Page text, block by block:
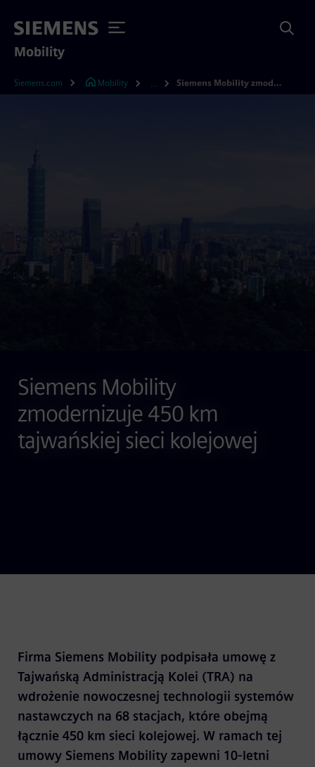
Mobility
Siemens.com Mobility Siemens Mobility zmodernizuje 450 km tajwańskiej sieci kolejowej
Siemens Mobility
zmodernizuje 450 km
tajwańskiej sieci kolejowej
Firma Siemens Mobility podpisała umowę z
Tajwańską Administracją Kolei (TRA) na
wdrożenie nowoczesnej technologii systemów
nastawczych na 68 stacjach, które obejmą
łącznie 450 km sieci kolejowej. W ramach tej
umowy Siemens Mobility zapewni 10-letni